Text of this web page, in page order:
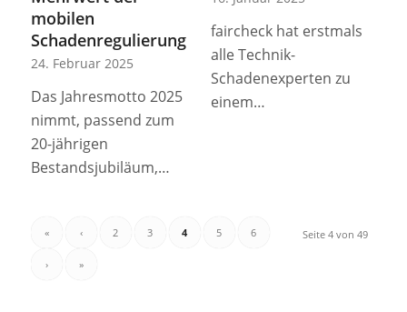
mobilen
Schadenregulierung
24. Februar 2025
Das Jahresmotto 2025
nimmt, passend zum
20-jährigen
Bestandsjubiläum,…
faircheck hat erstmals
alle Technik-
Schadenexperten zu
einem…
Seite 4 von 49
« ‹ 2 3 4 5 6
› »